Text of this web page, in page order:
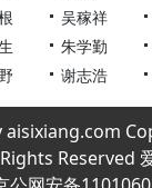
吴稼祥
朱学勤
谢志浩
aisixiang.com
Reserved